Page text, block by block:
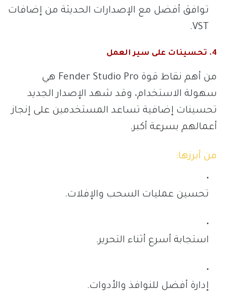
توافق أفضل مع الإصدارات الحديثة من إضافات
VST.
4. تحسينات على سير العمل
من أهم نقاط قوة Fender Studio Pro هي
سهولة الاستخدام، وقد شهد الإصدار الجديد
تحسينات إضافية تساعد المستخدمين على إنجاز
أعمالهم بسرعة أكبر.
من أبرزها:
تحسين عمليات السحب والإفلات.
استجابة أسرع أثناء التحرير.
إدارة أفضل للنوافذ والأدوات.